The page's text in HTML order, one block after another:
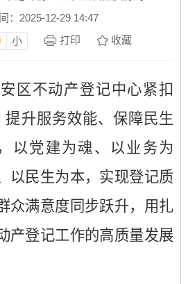
：2025-12-29 14:47
小 打印 收藏
区不动产登记中心紧扣
提升服务效能、保障民生
以党建为魂、以业务为
以民生为本，实现登记质
众满意度同步跃升，用扎
产登记工作的高质量发展